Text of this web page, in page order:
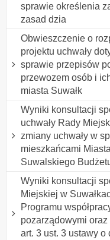
sprawie określenia
zasad dzia
Obwieszczenie o
projektu uchwały
sprawie przepisów
przewozem osób i
miasta Suwałk
Wyniki konsultacji
uchwały Rady
zmiany uchwały w
mieszkańcami
Suwalskiego
Wyniki konsultacji
Miejskiej w
Programu
pozarządowymi
art. 3 ust. 3 ustawy o